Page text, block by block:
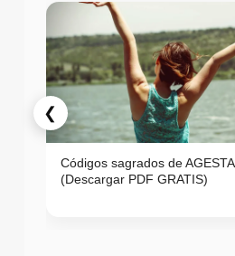
❮
Códigos sagrados de AGESTA
(Descargar PDF GRATIS)